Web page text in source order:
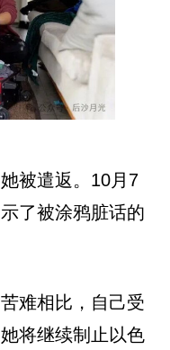
被遣返。10月7
了被涂鸦脏话的
难相比，自己受
将继续制止以色